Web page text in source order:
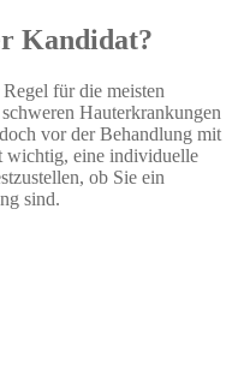
Kandidat?
für die meisten
Hauterkrankungen
vor der Behandlung mit
wichtig, eine individuelle
ob Sie ein
sind.